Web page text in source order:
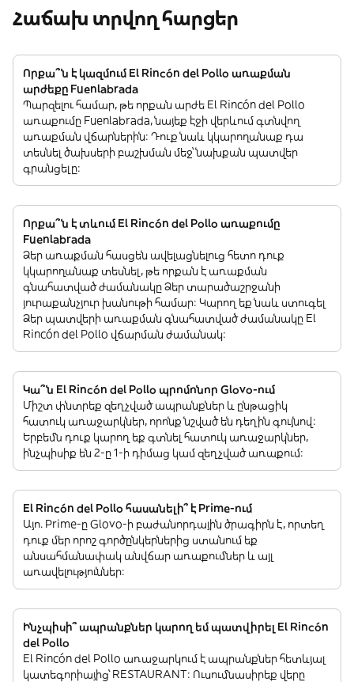
Հաճախ տրվող հարցեր
Որքա՞ն է կազմում El Rincón del Pollo առաքման
արժեքը Fuenlabrada
Պարզելու համար, թե որքան արժե El Rincón del Pollo
առաքումը Fuenlabrada, նայեք էջի վերևում գտնվող
առաքման վճարներին: Դուք նաև կկարողանաք դա
տեսնել ծախսերի բաշխման մեջ՝ նախքան պատվեր
գրանցելը:
Որքա՞ն է տևում El Rincón del Pollo առաքումը
Fuenlabrada
Ձեր առաքման հասցեն ավելացնելուց հետո դուք
կկարողանաք տեսնել, թե որքան է առաքման
գնահատված ժամանակը Ձեր տարածաշրջանի
յուրաքանչյուր խանութի համար: Կարող եք նաև ստուգել
Ձեր պատվերի առաքման գնահատված ժամանակը El
Rincón del Pollo վճարման ժամանակ:
Կա՞ն El Rincón del Pollo պրոմոնոր Glovo-ում
Միշտ փնտրեք զեղչված ապրանքներ և ընթացիկ
հատուկ առաջարկներ, որոնք նշված են դեղին գույնով:
Երբեմն դուք կարող եք գտնել հատուկ առաջարկներ,
ինչպիսիք են 2-ը 1-ի դիմաց կամ զեղչված առաքում:
El Rincón del Pollo հասանելի՞ է Prime-ում
Այո. Prime-ը Glovo-ի բաժանորդային ծրագիրն է, որտեղ
դուք մեր որոշ գործընկերներից ստանում եք
անսահմանափակ անվճար առաքումներ և այլ
առավելություններ:
Ինչպիսի՞ ապրանքներ կարող եմ պատվիրել El Rincón
del Pollo
El Rincón del Pollo առաջարկում է ապրանքներ հետևյալ
կատեգորիայից՝ RESTAURANT: Ուսումնասիրեք վերը